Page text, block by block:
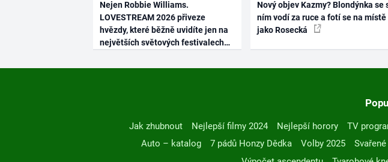
Nejen Robbie Williams.
LOVESTREAM 2026 přiveze
hvězdy, které běžně uvidíte jen na
největších světových festivalech
Nový objev Kazmy? Blondýnka se
ním vodí za ruce a fotí se na místě
jako Rosecká
Jak zhubnout Nejlepší filmy 2024 Nejlepší horory TV
Auto – katalog
7 pádů Honzy Dědka Volby 2025